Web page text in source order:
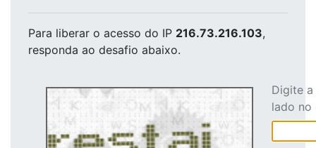
Para liberar o acesso do IP 216.73.216.103,
responda ao desafio abaixo.
Digite
lado no